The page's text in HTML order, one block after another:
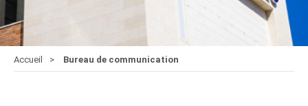
Accueil Bureau de communication